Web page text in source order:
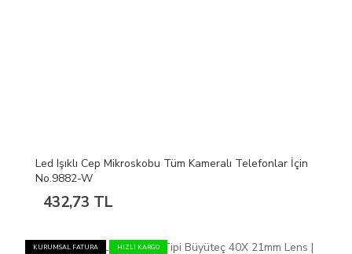
Led Işıklı Cep Mikroskobu Tüm Kameralı Telefonlar İçin
No.9882-W
432,73 TL
KURUMSAL FATURA HIZLI KARGO